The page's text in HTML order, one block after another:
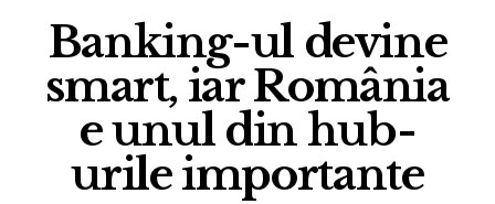
Banking-ul devine
smart, iar România
e unul din hub-
urile importante